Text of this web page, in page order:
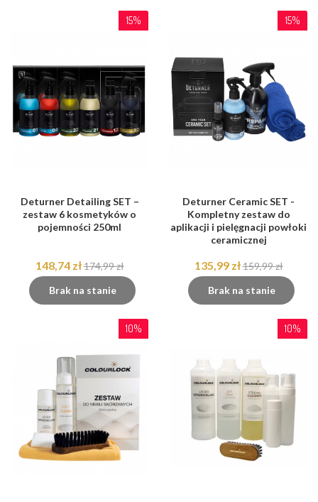
15%
Deturner Detailing SET –
zestaw 6 kosmetyków o
pojemności 250ml
148,74 zł174,99 zł
Brak na stanie
15%
Deturner Ceramic SET -
Kompletny zestaw do
aplikacji i pielęgnacji powłoki
ceramicznej
135,99 zł159,99 zł
Brak na stanie
10% 10%